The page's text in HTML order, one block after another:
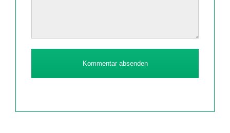
Kommentar absenden